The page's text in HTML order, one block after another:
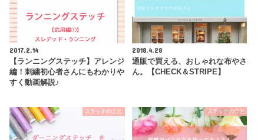
2017.2.14
【ランニングステッチ】アレンジ
編！刺繍初心者さんにもわかりや
すく動画解説♪
2018.4.28
通販で買える、おしゃれな布やさ
ん。【CHECK＆STRIPE】
ステッチのこと ステッチのこと